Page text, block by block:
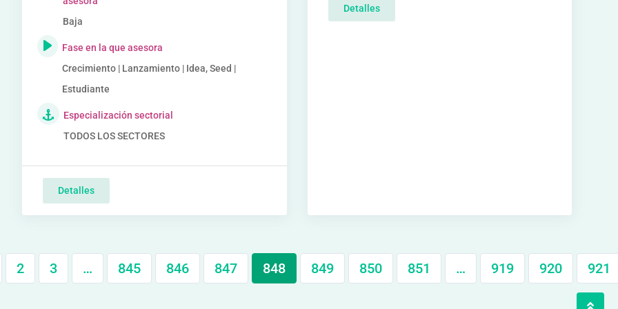
Baja
Fase en la que asesora
Crecimiento | Lanzamiento | Idea, Seed |
Estudiante
Especialización sectorial
TODOS LOS SECTORES
Detalles
Detalles
2 3 … 845 846 847 848 849 850 851 … 919 920 921